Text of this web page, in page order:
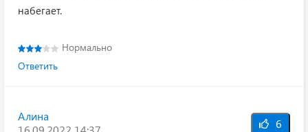
набегает.
Нормально
Ответить
Алина
6